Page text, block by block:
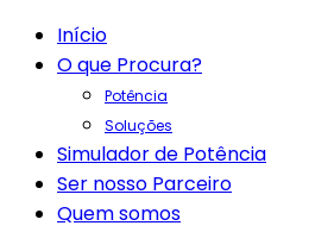
Início
O que Procura?
Potência
Soluções
Simulador de Potência
Ser nosso Parceiro
Quem somos